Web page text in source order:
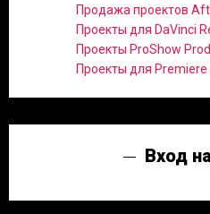
Продажа проектов
Проекты для DaVinci
Проекты ProShow
Проекты для Premiere
Вход